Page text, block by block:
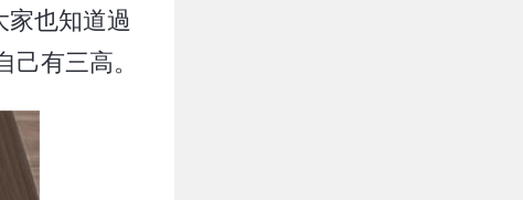
也知道過
有三高。